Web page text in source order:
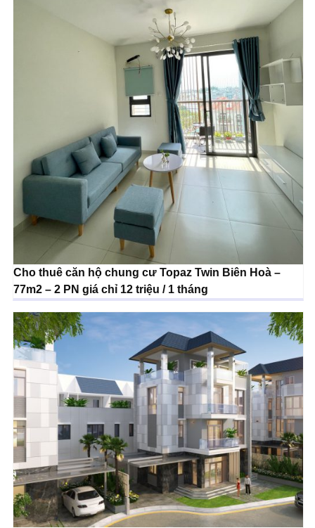
Cho thuê căn hộ chung cư Topaz Twin Biên Hoà –
77m2 – 2 PN giá chỉ 12 triệu / 1 tháng